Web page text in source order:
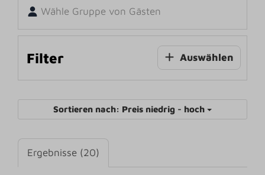
Wähle Gruppe von Gästen
Filter Auswählen
Sortieren nach: Preis niedrig - hoch
Ergebnisse (20)